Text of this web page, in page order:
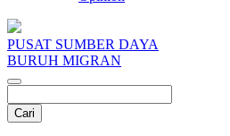
PUSAT SUMBER DAYA
BURUH MIGRAN